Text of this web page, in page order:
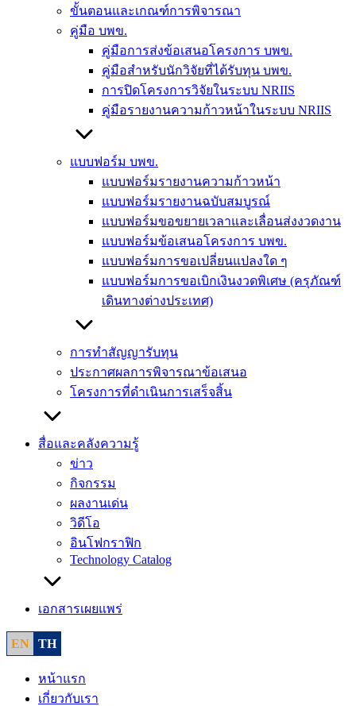
ขั้นตอนและเกณฑ์การพิจารณา
คู่มือ บพข.
คู่มือการส่งข้อเสนอโครงการ บพข.
คู่มือสำหรับนักวิจัยที่ได้รับทุน บพข.
การปิดโครงการวิจัยในระบบ NRIIS
คู่มือรายงานความก้าวหน้าในระบบ NRIIS
แบบฟอร์ม บพข.
แบบฟอร์มรายงานความก้าวหน้า
แบบฟอร์มรายงานฉบับสมบูรณ์
แบบฟอร์มขอขยายเวลาและเลื่อนส่งงวดงาน
แบบฟอร์มข้อเสนอโครงการ บพข.
แบบฟอร์มการขอเปลี่ยนแปลงใด ๆ
แบบฟอร์มการขอเบิกเงินงวดพิเศษ (ครุภัณฑ์
เดินทางต่างประเทศ)
การทำสัญญารับทุน
ประกาศผลการพิจารณาข้อเสนอ
โครงการที่ดำเนินการเสร็จสิ้น
สื่อและคลังความรู้
ข่าว
กิจกรรม
ผลงานเด่น
วิดีโอ
อินโฟกราฟิก
Technology Catalog
เอกสารเผยแพร่
EN TH
หน้าแรก
เกี่ยวกับเรา